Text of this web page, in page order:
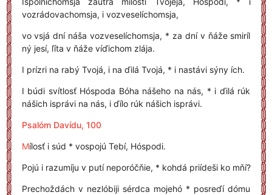
vozrádovachomsja, i vozveselíchomsja,
vo vsjá dní náša vozveselíchomsja, * za dní v ňáže smiríl
ný jesí, ľíta v ňáže víďichom zlája.
I prízri na rabý Tvojá, i na ďilá Tvojá, * i nastávi sýny ích.
I búdi svítlosť Hóspoda Bóha nášeho na nás, * i ďilá rúk
nášich isprávi na nás, i ďílo rúk nášich isprávi.
Psalóm Davídu, 100
Mílosť i súd * vospojú Tebí, Hóspodi.
Pojú i razumíju v putí neporóčňie, * kohdá priídeši ko mňí?
Prechoždách v nezlóbiji sérdca mojehó * posreďí dómu